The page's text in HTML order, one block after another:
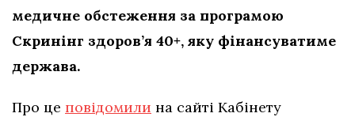
медичне обстеження за програмою
Скринінг здоров’я 40+, яку фінансуватиме
держава.
Про це повідомили на сайті Кабінету